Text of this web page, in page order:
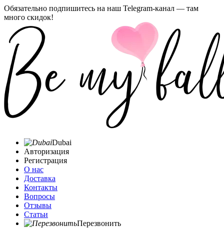
Обязательно подпишитесь на наш Telegram-канал — там
много скидок!
Dubai
Авторизация
Регистрация
О нас
Доставка
Контакты
Вопросы
Отзывы
Статьи
Перезвонить